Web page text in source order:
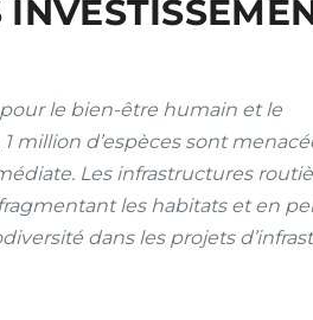
le bien-être humain et le
million d’espèces sont
Les infrastructures
les habitats et en
dans les projets